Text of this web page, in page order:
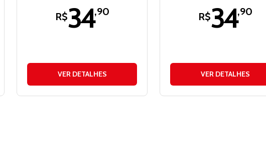
R$34,90
VER DETALHES
R$34,90
VER DETALHES